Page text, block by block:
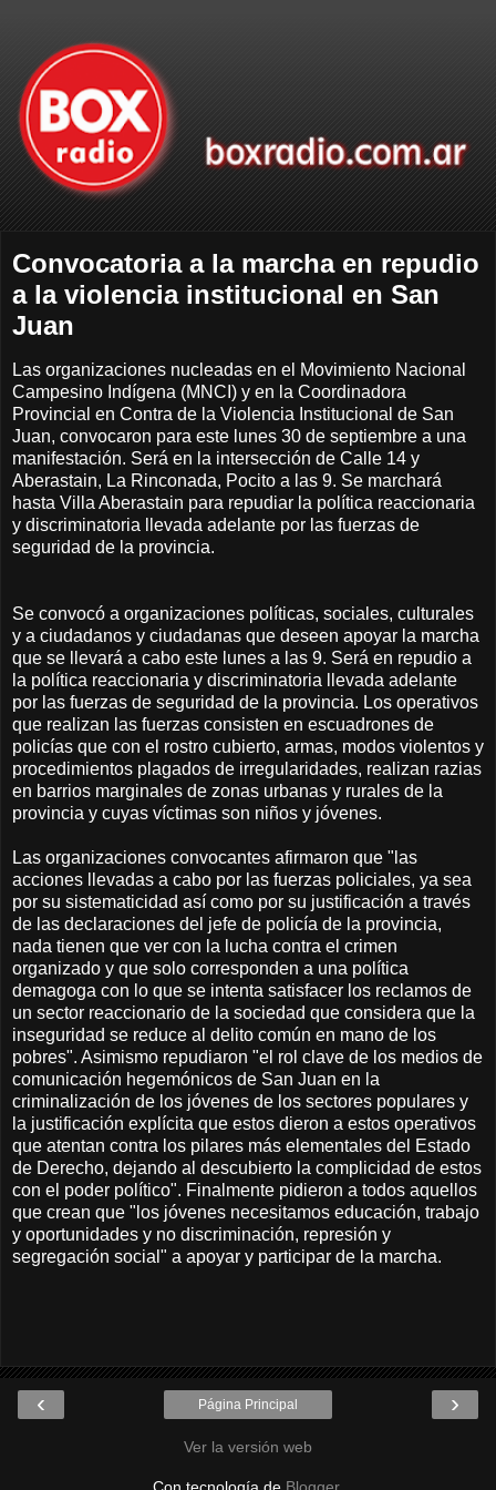
Convocatoria a la marcha en repudio
a la violencia institucional en San
Juan
Las organizaciones nucleadas en el Movimiento Nacional
Campesino Indígena (MNCI) y en la Coordinadora
Provincial en Contra de la Violencia Institucional de San
Juan, convocaron para este lunes 30 de septiembre a una
manifestación. Será en la intersección de Calle 14 y
Aberastain, La Rinconada, Pocito a las 9. Se marchará
hasta Villa Aberastain para repudiar la política reaccionaria
y discriminatoria llevada adelante por las fuerzas de
seguridad de la provincia.
Se convocó a organizaciones políticas, sociales, culturales
y a ciudadanos y ciudadanas que deseen apoyar la marcha
que se llevará a cabo este lunes a las 9. Será en repudio a
la política reaccionaria y discriminatoria llevada adelante
por las fuerzas de seguridad de la provincia. Los operativos
que realizan las fuerzas consisten en escuadrones de
policías que con el rostro cubierto, armas, modos violentos y
procedimientos plagados de irregularidades, realizan razias
en barrios marginales de zonas urbanas y rurales de la
provincia y cuyas víctimas son niños y jóvenes.
Las organizaciones convocantes afirmaron que "las
acciones llevadas a cabo por las fuerzas policiales, ya sea
por su sistematicidad así como por su justificación a través
de las declaraciones del jefe de policía de la provincia,
nada tienen que ver con la lucha contra el crimen
organizado y que solo corresponden a una política
demagoga con lo que se intenta satisfacer los reclamos de
un sector reaccionario de la sociedad que considera que la
inseguridad se reduce al delito común en mano de los
pobres". Asimismo repudiaron "el rol clave de los medios de
comunicación hegemónicos de San Juan en la
criminalización de los jóvenes de los sectores populares y
la justificación explícita que estos dieron a estos operativos
que atentan contra los pilares más elementales del Estado
de Derecho, dejando al descubierto la complicidad de estos
con el poder político". Finalmente pidieron a todos aquellos
que crean que "los jóvenes necesitamos educación, trabajo
y oportunidades y no discriminación, represión y
segregación social" a apoyar y participar de la marcha.
‹ ›
Página Principal
Ver la versión web